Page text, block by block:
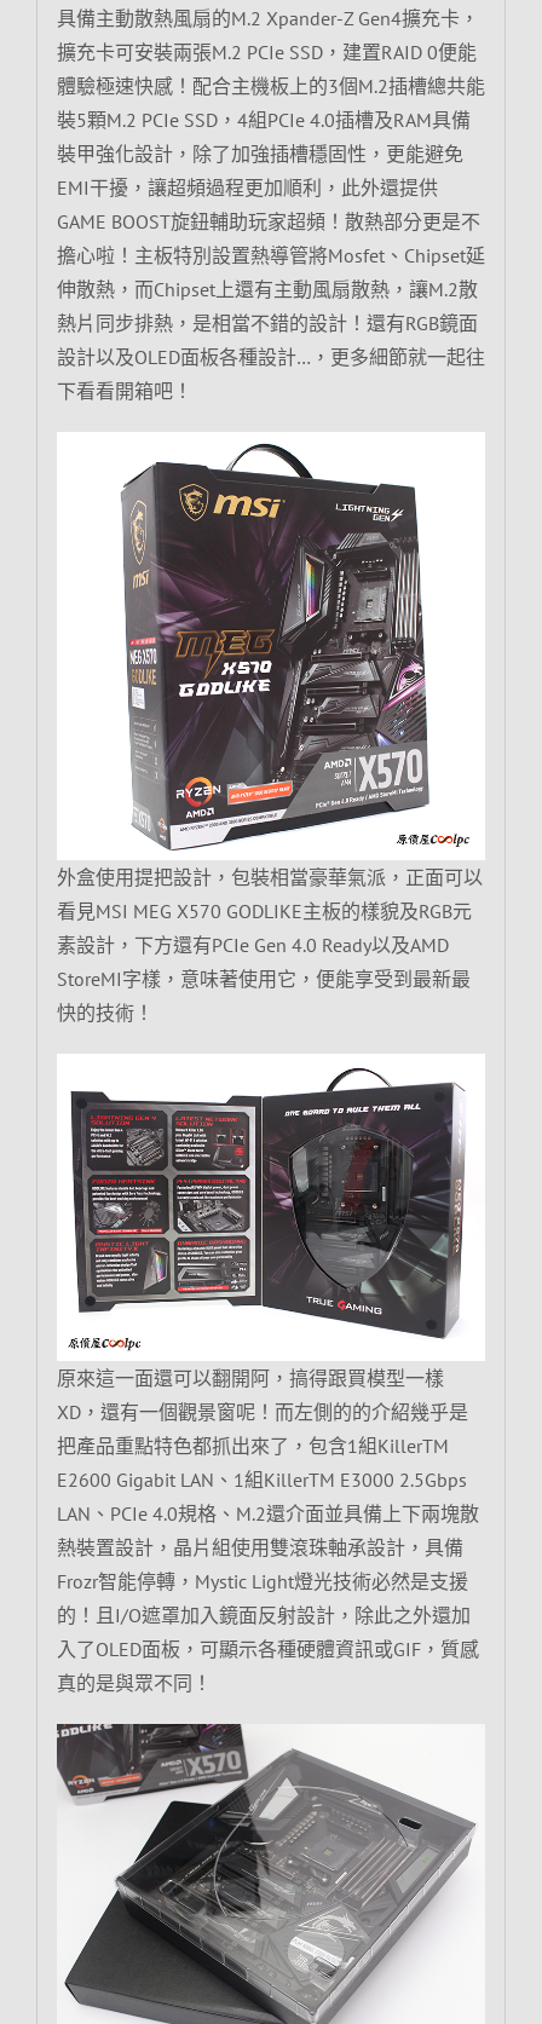
具備主動散熱風扇的M.2 Xpander-Z Gen4擴充卡，
擴充卡可安裝兩張M.2 PCIe SSD，建置RAID 0便能
體驗極速快感！配合主機板上的3個M.2插槽總共能
裝5顆M.2 PCIe SSD，4組PCIe 4.0插槽及RAM具備
裝甲強化設計，除了加強插槽穩固性，更能避免
EMI干擾，讓超頻過程更加順利，此外還提供
GAME BOOST旋鈕輔助玩家超頻！散熱部分更是不
擔心啦！主板特別設置熱導管將Mosfet、Chipset延
伸散熱，而Chipset上還有主動風扇散熱，讓M.2散
熱片同步排熱，是相當不錯的設計！還有RGB鏡面
設計以及OLED面板各種設計…，更多細節就一起往
下看看開箱吧！
外盒使用提把設計，包裝相當豪華氣派，正面可以
看見MSI MEG X570 GODLIKE主板的樣貌及RGB元
素設計，下方還有PCIe Gen 4.0 Ready以及AMD
StoreMI字樣，意味著使用它，便能享受到最新最
快的技術！
原來這一面還可以翻開阿，搞得跟買模型一樣
XD，還有一個觀景窗呢！而左側的的介紹幾乎是
把產品重點特色都抓出來了，包含1組KillerTM
E2600 Gigabit LAN、1組KillerTM E3000 2.5Gbps
LAN、PCIe 4.0規格、M.2還介面並具備上下兩塊散
熱裝置設計，晶片組使用雙滾珠軸承設計，具備
Frozr智能停轉，Mystic Light燈光技術必然是支援
的！且I/O遮罩加入鏡面反射設計，除此之外還加
入了OLED面板，可顯示各種硬體資訊或GIF，質感
真的是與眾不同！